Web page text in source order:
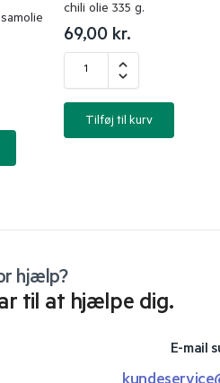
chili olie 335 g.
69,00 kr.
Tilføj til kurv
hjælp?
til at hjælpe dig.
E-mail